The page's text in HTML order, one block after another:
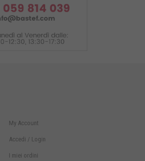
My Account
Accedi / Login
I miei ordini